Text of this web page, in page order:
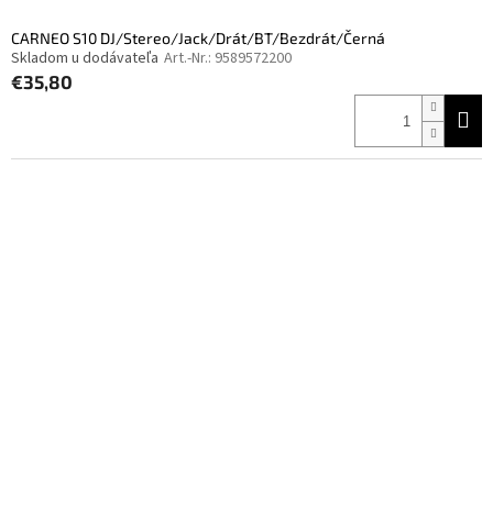
CARNEO S10 DJ/Stereo/Jack/Drát/BT/Bezdrát/Černá
Skladom u dodávateľa Art.-Nr.: 9589572200
€35,80